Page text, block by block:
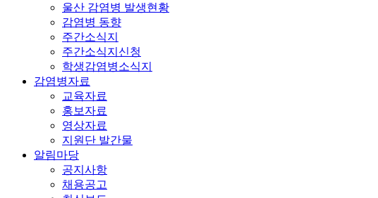
울산 감염병 발생현황
감염병 동향
주간소식지
주간소식지신청
학생감염병소식지
감염병자료
교육자료
홍보자료
영상자료
지원단 발간물
알림마당
공지사항
채용공고